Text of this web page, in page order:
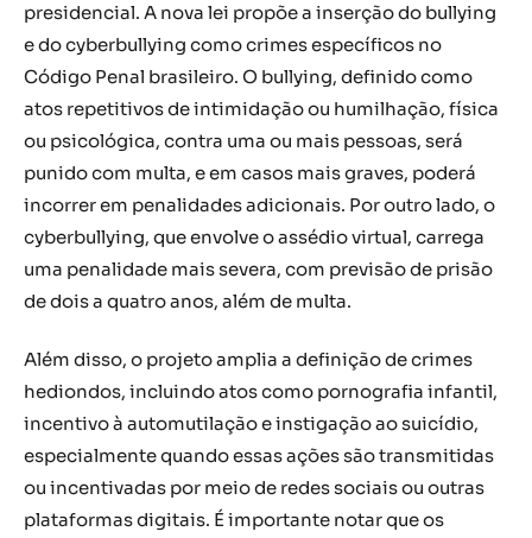
presidencial. A nova lei propõe a inserção do bullying
e do cyberbullying como crimes específicos no
Código Penal brasileiro. O bullying, definido como
atos repetitivos de intimidação ou humilhação, física
ou psicológica, contra uma ou mais pessoas, será
punido com multa, e em casos mais graves, poderá
incorrer em penalidades adicionais. Por outro lado, o
cyberbullying, que envolve o assédio virtual, carrega
uma penalidade mais severa, com previsão de prisão
de dois a quatro anos, além de multa.
Além disso, o projeto amplia a definição de crimes
hediondos, incluindo atos como pornografia infantil,
incentivo à automutilação e instigação ao suicídio,
especialmente quando essas ações são transmitidas
ou incentivadas por meio de redes sociais ou outras
plataformas digitais. É importante notar que os